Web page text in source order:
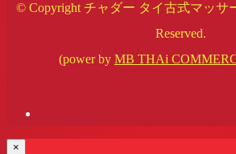
© Copyright チャダー タイ古式マッサ
Reserved.
(power by MB THAi
×